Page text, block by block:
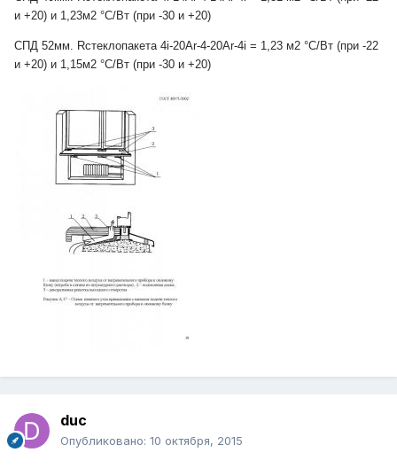
и +20) и 1,23м2 °С/Вт (при -30 и +20)
СПД 52мм. Rстеклопакета 4i-20Ar-4-20Ar-4i = 1 ,23 м2 °С/Вт (при -22
и +20) и 1,15м2 °С/Вт (при -30 и +20)
duc
Опубликовано: 10 октября, 2015